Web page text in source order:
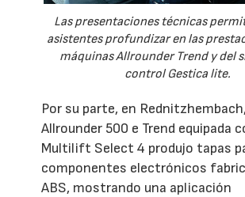
Las presentaciones técnicas
asistentes profundizar en las
máquinas Allrounder Trend y del
control Gestica lite.
Por su parte, en
Allrounder 500 e Trend equipada
Multilift Select 4 produjo tapas
componentes electrónicos
ABS, mostrando una aplicación